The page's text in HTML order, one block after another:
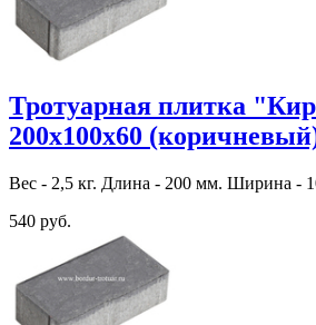
Тротуарная плитка
200х100х60
Вес - 2,5 кг. Длина - 200 мм. Ширина -
540 руб.